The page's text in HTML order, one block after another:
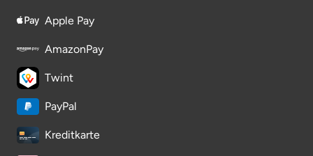
Apple Pay
AmazonPay
Twint
PayPal
Kreditkarte